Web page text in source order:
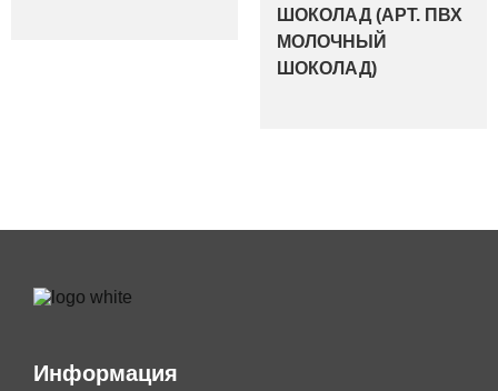
ШОКОЛАД (АРТ. ПВХ
МОЛОЧНЫЙ
ШОКОЛАД)
Информация